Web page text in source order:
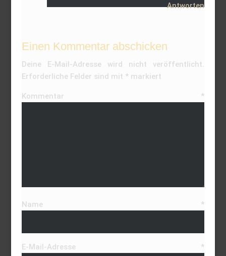
Antworten
Einen Kommentar abschicken
Deine E-Mail-Adresse wird nicht veröffentlicht.
Erforderliche Felder sind mit *markiert
Kommentar *
Name *
E-Mail-Adresse *